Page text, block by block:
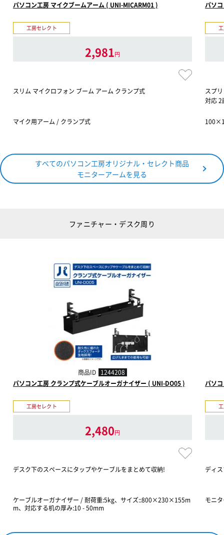
パソコン工房 マイクブームアーム ( UNI-MICARM01 )
工房セレクト
2,981円
スリム マイクロフォン ブーム アーム クランプ式
マイク用アーム / クランプ式
パソ
スプ
対応 2
すべてのパソコン工房オリジナル・セレクト商品
モニターアームを見る
ファニチャー・デスク周り
商品ID 1244208
パソコン工房 クランプ式ケーブルオーガナイザー ( UNI-DO05 )
工房セレクト
2,480円
デスク下のスペースにタップやケーブルをまとめて収納!
ケーブルオーガナイザー / 耐荷重:5kg、サイズ::800×230×155m
m、対応する机の厚み:10 - 50mm
パソ
ディ
モニ